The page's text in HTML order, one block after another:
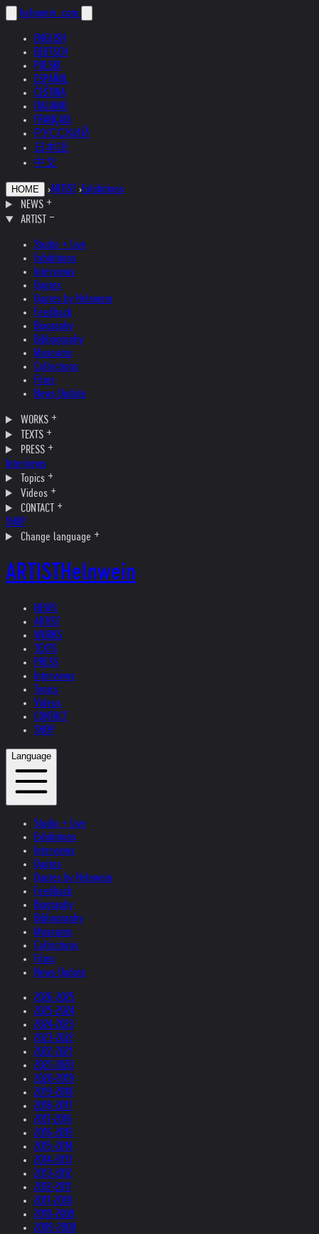
helnwein .com
ENGLISH
DEUTSCH
POLSKI
ESPAÑOL
ČEŠTINA
ITALIANO
FRANÇAIS
РУССКИЙ
日本語
中文
HOME ›ARTIST ›Exhibitions
NEWS
ARTIST
Studio + Live
Exhibitions
Interviews
Quotes
Quotes by Helnwein
Feedback
Biography
Bibliography
Museums
Collections
Films
News Update
WORKS
TEXTS
PRESS
Interviews
Topics
Videos
CONTACT
SHOP
Change language
ARTISTHelnwein
NEWS
ARTIST
WORKS
TEXTS
PRESS
Interviews
Topics
Videos
CONTACT
SHOP
Language
Studio + Live
Exhibitions
Interviews
Quotes
Quotes by Helnwein
Feedback
Biography
Bibliography
Museums
Collections
Films
News Update
2026-2025
2025-2024
2024-2023
2023-2022
2022-2021
2021-2020
2020-2019
2019-2018
2018-2017
2017-2016
2016-2015
2015-2014
2014-2013
2013-2012
2012-2011
2011-2010
2010-2009
2009-2008